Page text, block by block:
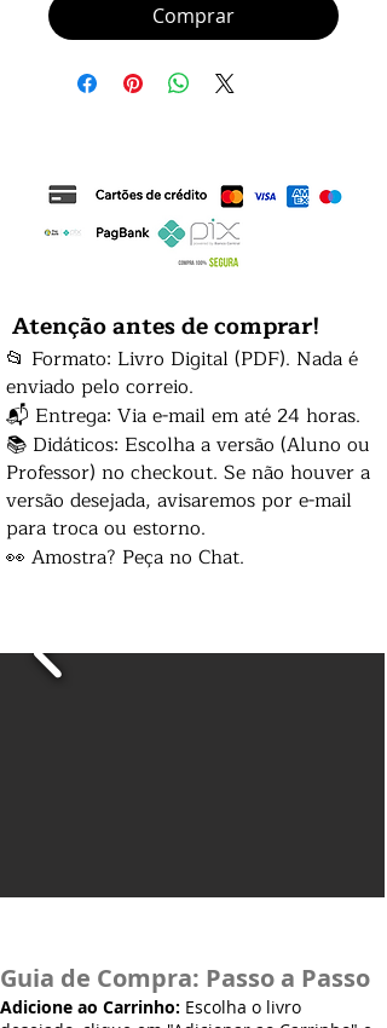
Comprar
Atenção antes de comprar!
📂 Formato: Livro Digital (PDF). Nada é
enviado pelo correio.
📬 Entrega: Via e-mail em até 24 horas.
📚 Didáticos: Escolha a versão (Aluno ou
Professor) no checkout. Se não houver a
versão desejada, avisaremos por e-mail
para troca ou estorno.
👀 Amostra? Peça no Chat.
Guia de Compra: Passo a Passo
Adicione ao Carrinho: Escolha o livro